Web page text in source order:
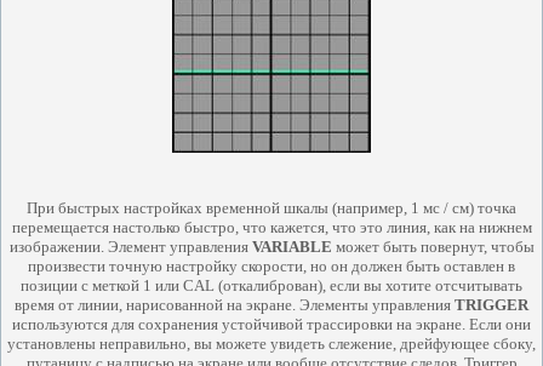
При быстрых настройках временной шкалы (например, 1 мс / см) точка
перемещается настолько быстро, что кажется, что это линия, как на нижнем
изображении. Элемент управленияVARIABLE может быть повернут, чтобы
произвести точную настройку скорости, но он должен быть оставлен в
позиции с меткой 1 или CAL (откалиброван), если вы хотите отсчитывать
время от линии, нарисованной на экране. Элементы управления TRIGGER
используются для сохранения устойчивой трассировки на экране. Если они
установлены неправильно, вы можете увидеть слежение, дрейфующее сбоку,